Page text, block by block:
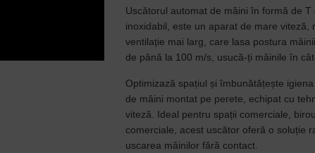
Uscătorul automat de mâini în formă de T
inoxidabil, este un aparat de mare viteză,
ventilație mai larg, care lasa postura
de până la 100 m/s, usucă-ți mâinile în
Optimizază spațiul și îmbunătățește
de mâini montat pe perete, echipat cu
viteză. Ideal pentru spații comerciale,
comerciale, acest uscător oferă o soluție
uscarea mâinilor fără contact.